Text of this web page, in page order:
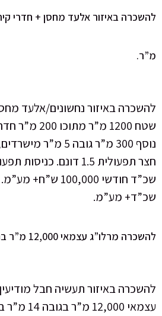
להשכרה
שטח 1200 מ”ר מתוכו 200 מ”ר חדרי
נוסף 300 מ”ר גובה 5 מ”ר מישרדים,
שכ”ד חודשי 100,000 ש”ח+ מע”מ. עמלת
בחבל מודיעין-שהם
תעשיה חבל מודיעין – שהם,
עצמאי 12,000 מ”ר בגובה 14 מ”ר בשני